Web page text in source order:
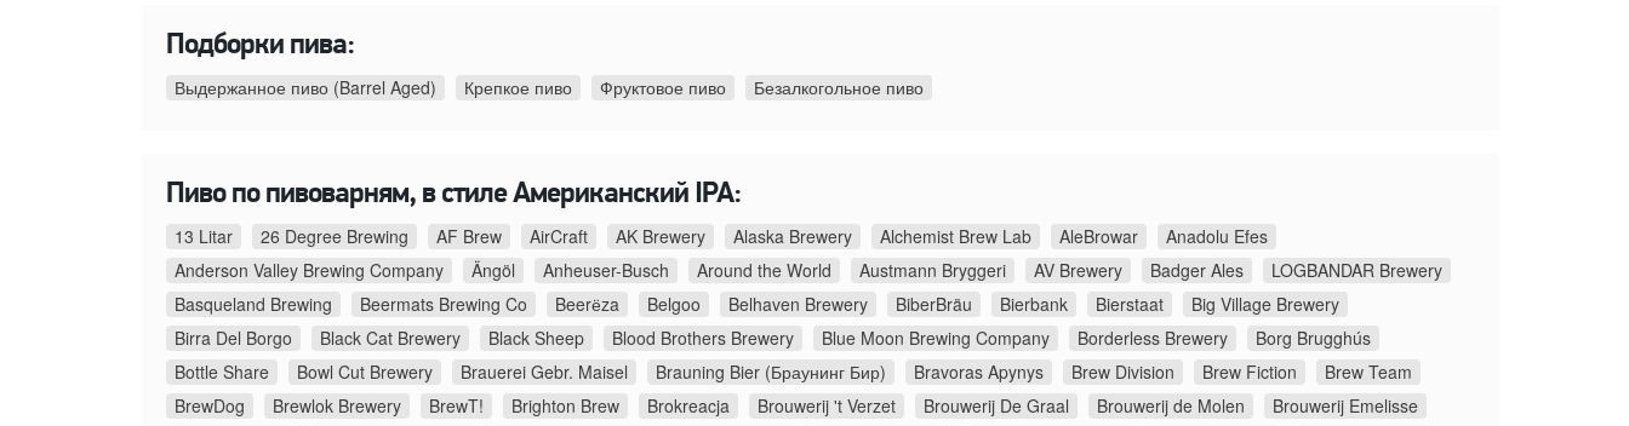
Подборки пива:
Выдержанное пиво (Barrel Aged) Крепкое пиво Фруктовое пиво Безалкогольное пиво
Пиво по пивоварням, в стиле Американский IPA:
13 Litar 26 Degree Brewing AF Brew AirCraft AK Brewery Alaska Brewery Alchemist Brew Lab AleBrowar
Anadolu Efes
Anderson Valley Brewing Company
Ängöl Anheuser-Busch Around the World Austmann Bryggeri AV Brewery Badger Ales
LOGBANDAR Brewery
Basqueland Brewing
Beermats Brewing Co Beerёza Belgoo Belhaven Brewery BiberBräu Bierbank Bierstaat
Big Village Brewery
Birra Del Borgo
Black Cat Brewery Black Sheep Blood Brothers Brewery Blue Moon Brewing Company Borderless Brewery
Borg Brugghús
Bottle Share
Bowl Cut Brewery Brauerei Gebr. Maisel Brauning Bier (Браунинг Бир) Bravoras Apynys Brew Division Brew Fiction
Brew Team
BrewDog
Brewlok Brewery BrewT! Brighton Brew Brokreacja Brouwerij 't Verzet Brouwerij De Graal Brouwerij de Molen
Brouwerij Emelisse